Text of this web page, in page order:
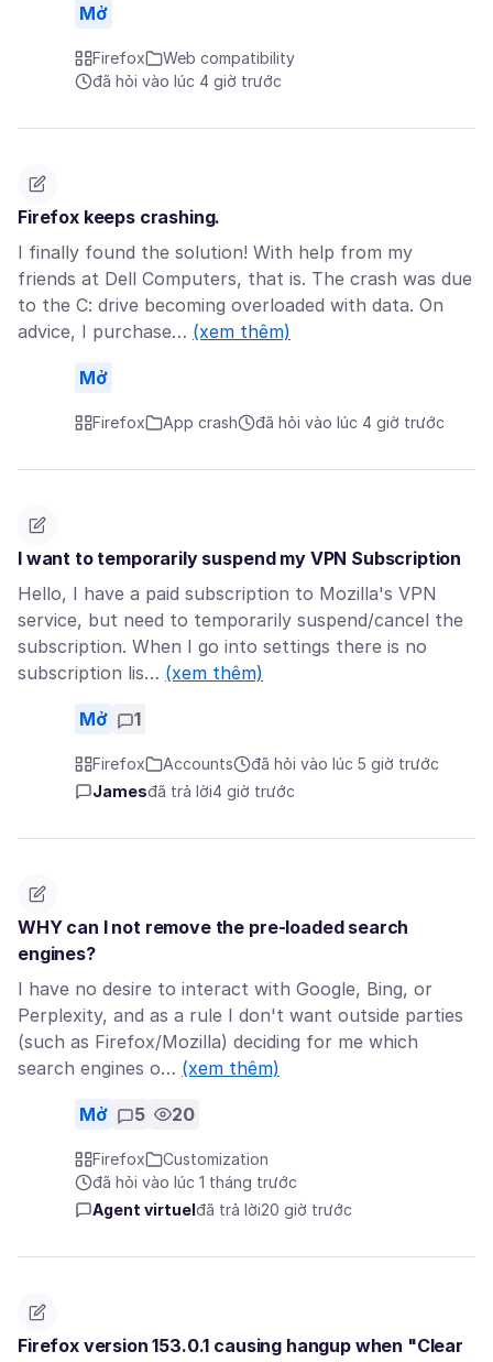
Mở
Firefox
Web compatibility
đã hỏi vào lúc 4 giờ trước
Firefox keeps crashing.
I finally found the solution! With help from my
friends at Dell Computers, that is. The crash was due
to the C: drive becoming overloaded with data. On
advice, I purchase… (xem thêm)
Mở
Firefox App crash đã hỏi vào lúc 4 giờ trước
I want to temporarily suspend my VPN Subscription
Hello, I have a paid subscription to Mozilla's VPN
service, but need to temporarily suspend/cancel the
subscription. When I go into settings there is no
subscription lis… (xem thêm)
Mở 1
Firefox Accounts
đã hỏi vào lúc 5 giờ trước
Jamesđã trả lời4 giờ trước
WHY can I not remove the pre-loaded search
engines?
I have no desire to interact with Google, Bing, or
Perplexity, and as a rule I don't want outside parties
(such as Firefox/Mozilla) deciding for me which
search engines o… (xem thêm)
Mở 5 20
Firefox
Customization
đã hỏi vào lúc 1 tháng trước
Agent virtuel đã trả lời20 giờ trước
Firefox version 153.0.1 causing hangup when "Clear